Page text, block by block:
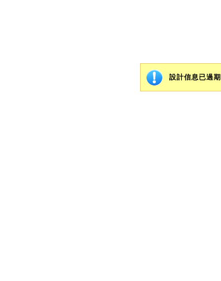
設計信息已過期